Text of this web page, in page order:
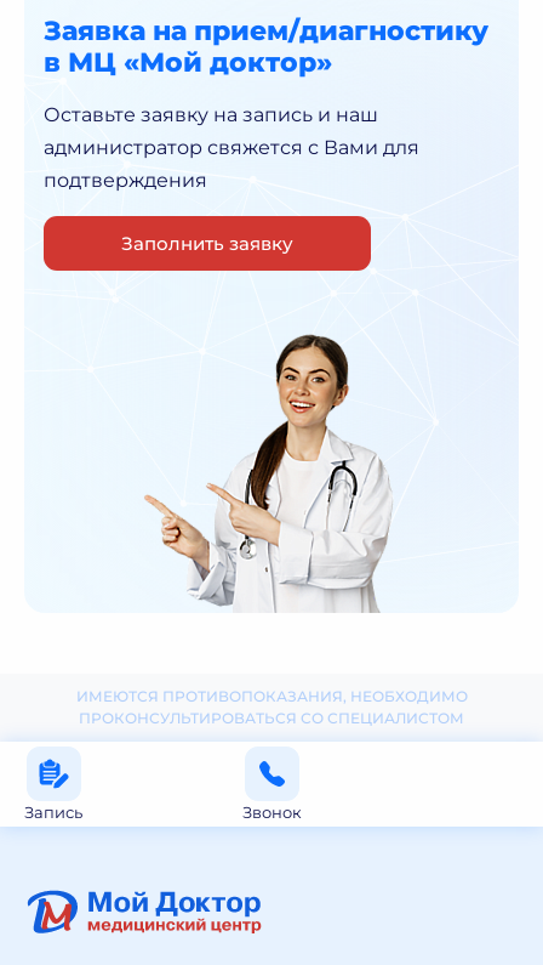
Заявка на прием/диагностику
в МЦ «Мой доктор»
Оставьте заявку на запись и наш
администратор свяжется с Вами для
подтверждения
Заполнить заявку
ИМЕЮТСЯ ПРОТИВОПОКАЗАНИЯ, НЕОБХОДИМО
ПРОКОНСУЛЬТИРОВАТЬСЯ СО СПЕЦИАЛИСТОМ
Запись Звонок